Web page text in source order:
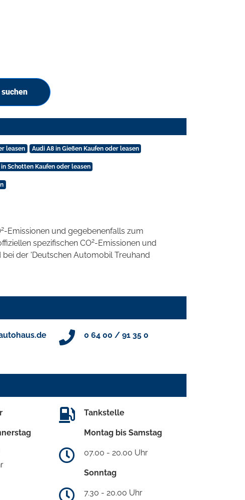
leasen Audi A8 in Gießen Kaufen oder leasen
in Schotten Kaufen oder leasen
2-Emissionen und gegebenenfalls zum
spezifischen CO2-Emissionen und
der 'Deutschen Automobil Treuhand
0 64 00 / 91 35 0
Tankstelle
Montag bis Samstag
07.00 - 20.00 Uhr
Sonntag
7.30 - 20.00 Uhr